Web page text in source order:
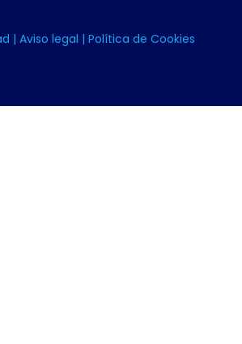
| Aviso legal | Política de Cookies